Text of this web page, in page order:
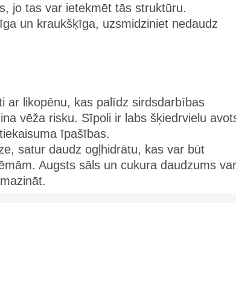
jo tas var ietekmēt tās struktūru.
un kraukšķīga, uzsmidziniet nedaudz
ar likopēnu, kas palīdz sirdsdarbības
vēža risku. Sīpoli ir labs šķiedrvielu
īpašības.
satur daudz ogļhidrātu, kas var būt
Augsts sāls un cukura daudzums var